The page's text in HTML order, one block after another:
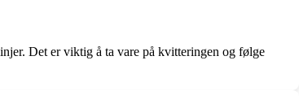
Det er viktig å ta vare på kvitteringen og følge